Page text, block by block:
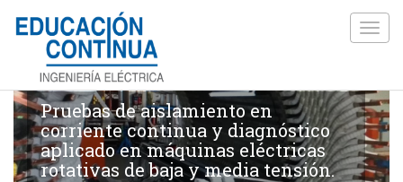
Pruebas de aislamiento en
corriente continua y diagnóstico
aplicado en máquinas eléctricas
rotativas de baja y media tensión.